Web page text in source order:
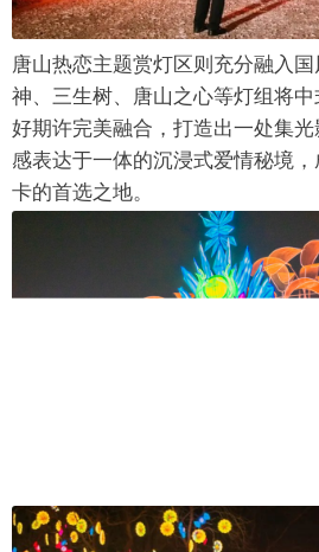
唐山热恋主题赏灯区则充分融入
神、三生树、唐山之心等灯组将
好期许完美融合，打造出一处集
感表达于一体的沉浸式爱情秘境
卡的首选之地。